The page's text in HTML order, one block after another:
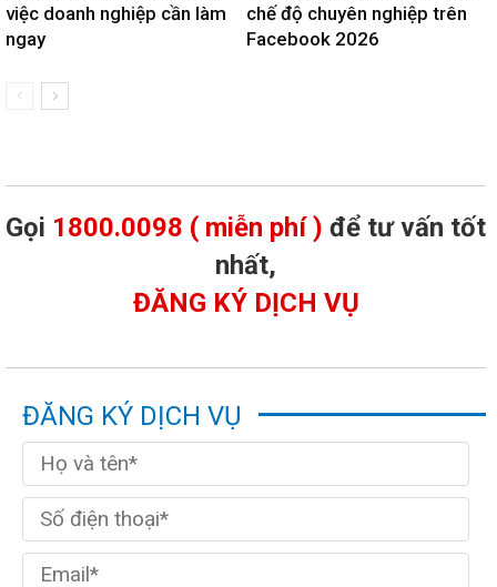
việc doanh nghiệp cần làm
ngay
chế độ chuyên nghiệp trên
Facebook 2026
Gọi 1800.0098 ( miễn phí ) để tư vấn tốt
nhất,
ĐĂNG KÝ DỊCH VỤ
ĐĂNG KÝ DỊCH VỤ